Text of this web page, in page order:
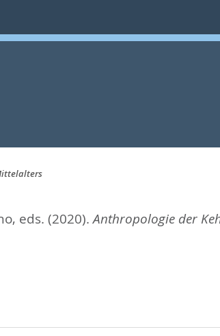
, eds. (2020).Anthropologie der